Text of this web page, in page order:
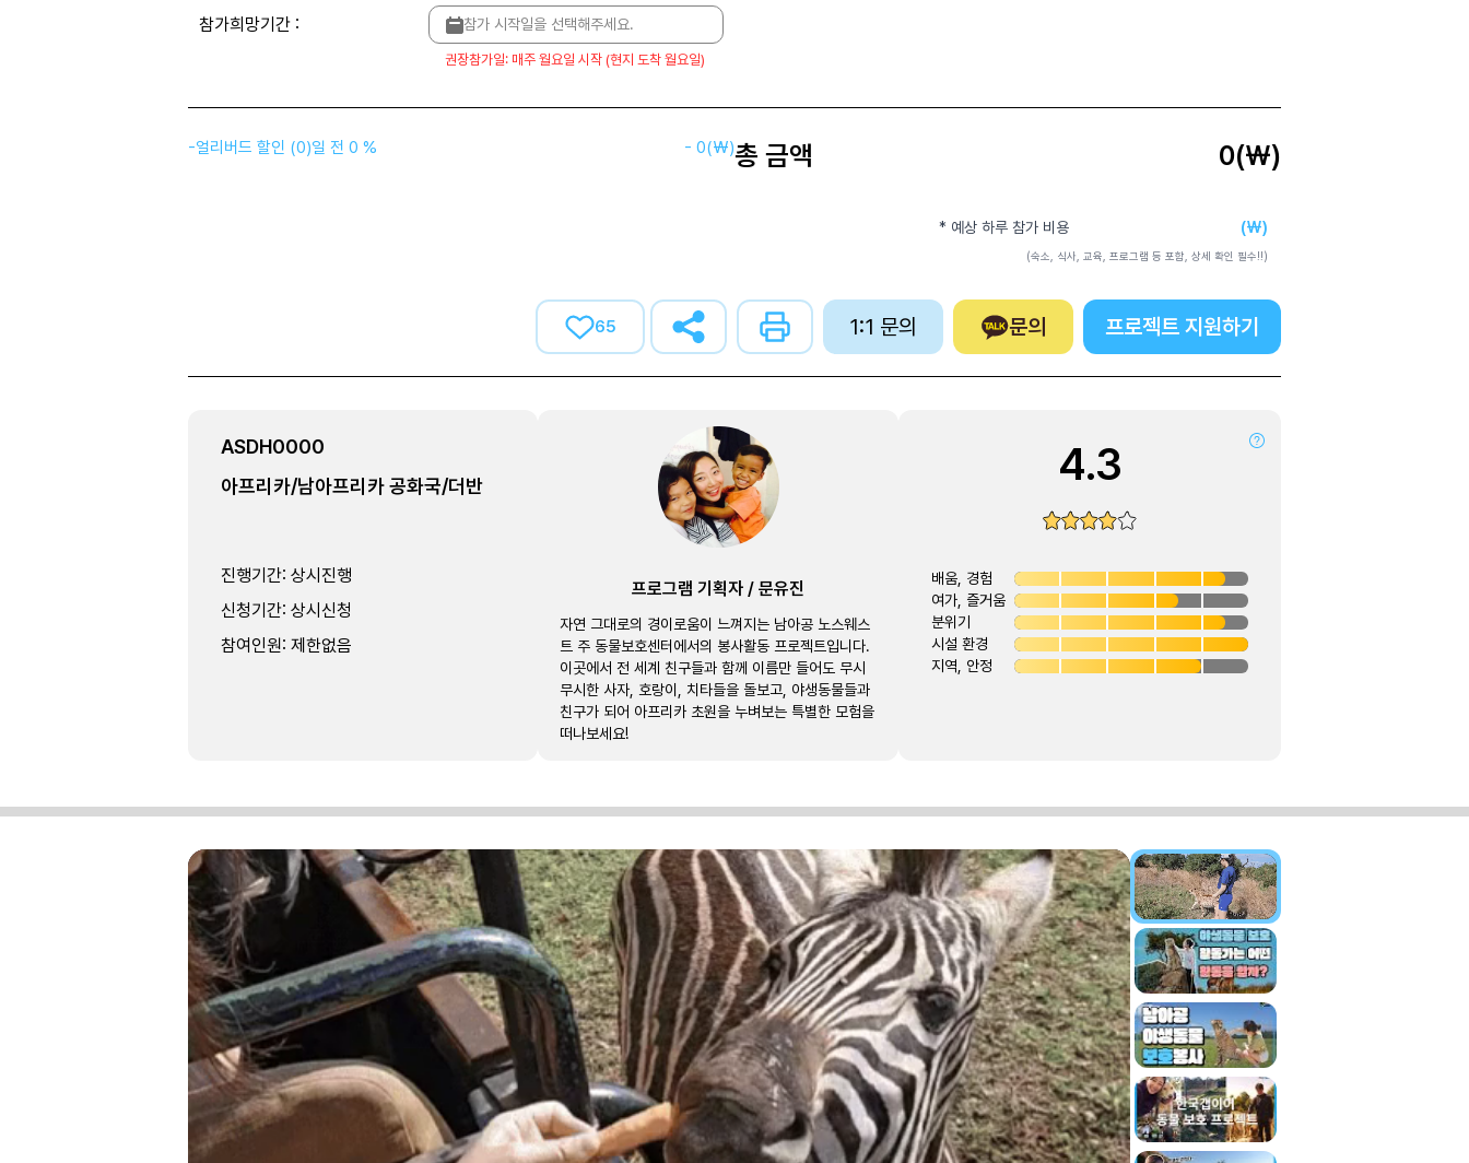
참가희망기간 : 참가 시작일을 선택해주세요.
권장참가일: 매주 월요일 시작 (현지 도착 월요일)
-얼리버드 할인 (0)일 전 0 % - 0(₩)총 금액 0(₩)
* 예상 하루 참가 비용 (₩)
(숙소, 식사, 교육, 프로그램 등 포함, 상세 확인 필수!!)
65 1:1 문의 문의 프로젝트 지원하기
ASDH0000
아프리카/남아프리카 공화국/더반
진행기간: 상시진행
신청기간: 상시신청
참여인원: 제한없음
프로그램 기획자 / 문유진
자연 그대로의 경이로움이 느껴지는 남아공 노스웨스
트 주 동물보호센터에서의 봉사활동 프로젝트입니다.
이곳에서 전 세계 친구들과 함께 이름만 들어도 무시
무시한 사자, 호랑이, 치타들을 돌보고, 야생동물들과
친구가 되어 아프리카 초원을 누벼보는 특별한 모험을
떠나보세요!
4.3
배움, 경험
여가, 즐거움
분위기
시설 환경
지역, 안정